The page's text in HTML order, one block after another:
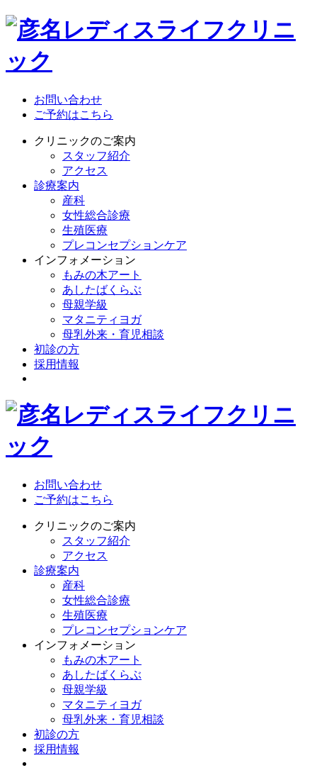
お問い合わせ
ご予約はこちら
クリニックのご案内
スタッフ紹介
アクセス
診療案内
産科
女性総合診療
生殖医療
プレコンセプションケア
インフォメーション
もみの木アート
あしたばくらぶ
母親学級
マタニティヨガ
母乳外来・育児相談
初診の方
採用情報
お問い合わせ
ご予約はこちら
クリニックのご案内
スタッフ紹介
アクセス
診療案内
産科
女性総合診療
生殖医療
プレコンセプションケア
インフォメーション
もみの木アート
あしたばくらぶ
母親学級
マタニティヨガ
母乳外来・育児相談
初診の方
採用情報